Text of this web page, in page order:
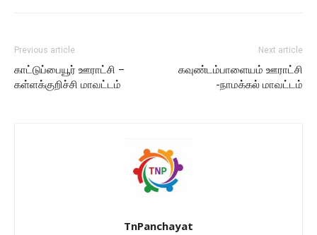
Previous article
காட்டுப்பையூர் ஊராட்சி –
கள்ளக்குறிச்சி மாவட்டம்
Next article
கவுண்டம்பாளையம் ஊராட்சி
-நாமக்கல் மாவட்டம்
TnPanchayat